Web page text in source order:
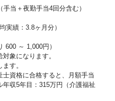
当＋夜勤手当4回分含む）
績：3.8ヶ月分）
～ 1,000円）
象になります。
す。
資格に合格すると、月額手当
収5年目：315万円（介護福祉